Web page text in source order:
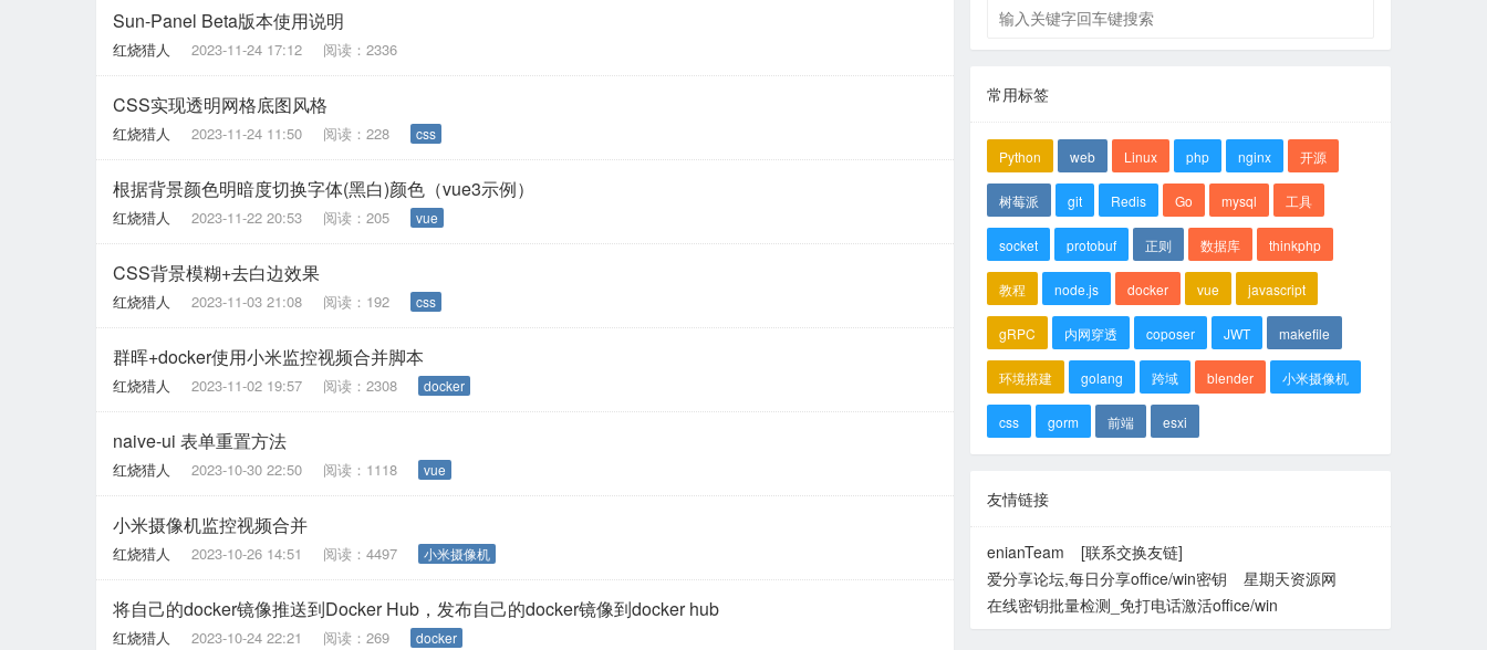
Sun-Panel Beta版本使用说明
红烧猎人 2023-11-24 17:12 阅读：2336
CSS实现透明网格底图风格
红烧猎人 2023-11-24 11:50 阅读：228 css
根据背景颜色明暗度切换字体(黑白)颜色（vue3示例）
红烧猎人 2023-11-22 20:53 阅读：205 vue
CSS背景模糊+去白边效果
红烧猎人 2023-11-03 21:08 阅读：192 css
群晖+docker使用小米监控视频合并脚本
红烧猎人 2023-11-02 19:57 阅读：2308 docker
naive-ui 表单重置方法
红烧猎人 2023-10-30 22:50 阅读：1118 vue
小米摄像机监控视频合并
红烧猎人 2023-10-26 14:51 阅读：4497 小米摄像机
将自己的docker镜像推送到Docker Hub，发布自己的docker镜像到docker hub
红烧猎人 2023-10-24 22:21 阅读：269 docker
常用标签
Python web Linux php nginx 开源
树莓派 git Redis Go mysql 工具
socket protobuf 正则 数据库 thinkphp
教程 node.js docker vue javascript
gRPC 内网穿透 coposer JWT makefile
环境搭建 golang 跨域 blender 小米摄像机
css gorm 前端 esxi
友情链接
enianTeam
[联系交换友链]
爱分享论坛,每日分享office/win密钥
星期天资源网
在线密钥批量检测_免打电话激活office/win